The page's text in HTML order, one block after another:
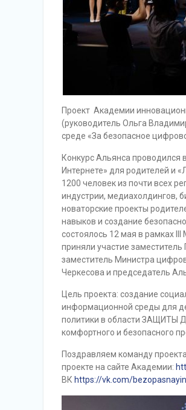
Проект Академии
(руководитель Ольга
среде «За безопасное
Конкурс Альянса проводился
Интернете» для родителей и
1200 человек из почти всех
индустрии, медиахолдингов,
новаторские проекты
навыков и создание
состоялось 12 мая в рамках
приняли участие
заместитель Министра
Черкесова и председатель
Цель проекта: создание
информационной среды для
политики в области ЗАЩИТЫ
комфортного и безопасного
Поздравляем команду
проекте на сайте Академии:
ВК https://vk.com/